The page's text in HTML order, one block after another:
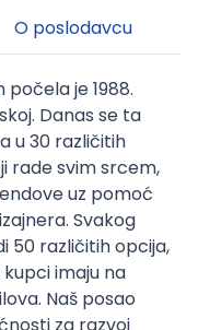
O poslodavcu
je 1988.
Danas se ta
u 30 različitih
rade svim srcem,
uz pomoć
Svakog
50 različitih opcija,
imaju na
Naš posao